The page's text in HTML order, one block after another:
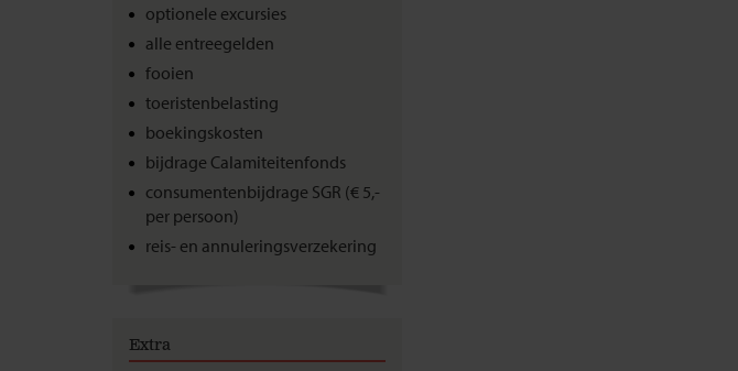
optionele excursies
alle entreegelden
fooien
toeristenbelasting
boekingskosten
bijdrage Calamiteitenfonds
consumentenbijdrage SGR (€ 5,-
per persoon)
reis- en annuleringsverzekering
Extra